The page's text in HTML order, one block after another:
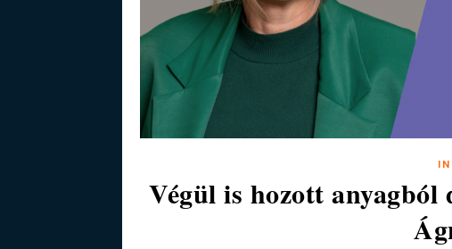
Végül is hozott